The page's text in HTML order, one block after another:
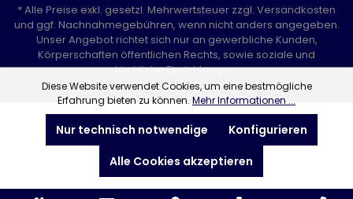
* Alle Preise exkl. gesetzl. Mehrwertsteuer zzgl. Versandkosten
und ggf. Nachnahmegebühren, wenn nicht anders angegeben.
Unser Angebot richtet sich nur an gewerbliche Kunden,
Körperschaften öffentlichen Rechts, sowie soziale und
kirchliche Einrichtungen.
Diese Website verwendet Cookies, um eine bestmögliche
Erfahrung bieten zu können. Mehr Informationen ...
Nur technisch notwendige
Konfigurieren
Alle Cookies akzeptieren